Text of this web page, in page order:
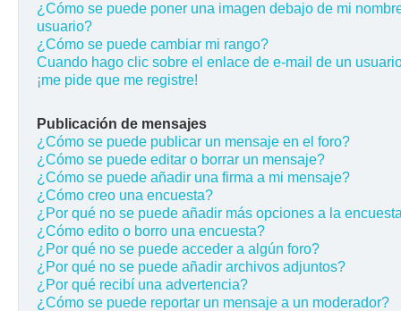
¿Cómo se puede poner una imagen debajo de mi
usuario?
¿Cómo se puede cambiar mi rango?
Cuando hago clic sobre el enlace de e-mail de un
¡me pide que me registre!
Publicación de mensajes
¿Cómo se puede publicar un mensaje en el foro?
¿Cómo se puede editar o borrar un mensaje?
¿Cómo se puede añadir una firma a mi mensaje?
¿Cómo creo una encuesta?
¿Por qué no se puede añadir más opciones a la
¿Cómo edito o borro una encuesta?
¿Por qué no se puede acceder a algún foro?
¿Por qué no se puede añadir archivos adjuntos?
¿Por qué recibí una advertencia?
¿Cómo se puede reportar un mensaje a un moderador?